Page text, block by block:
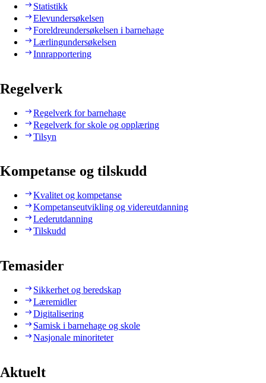
Statistikk
Elevundersøkelsen
Foreldreundersøkelsen i barnehage
Lærlingundersøkelsen
Innrapportering
Regelverk
Regelverk for barnehage
Regelverk for skole og opplæring
Tilsyn
Kompetanse og tilskudd
Kvalitet og kompetanse
Kompetanseutvikling og videreutdanning
Lederutdanning
Tilskudd
Temasider
Sikkerhet og beredskap
Læremidler
Digitalisering
Samisk i barnehage og skole
Nasjonale minoriteter
Aktuelt